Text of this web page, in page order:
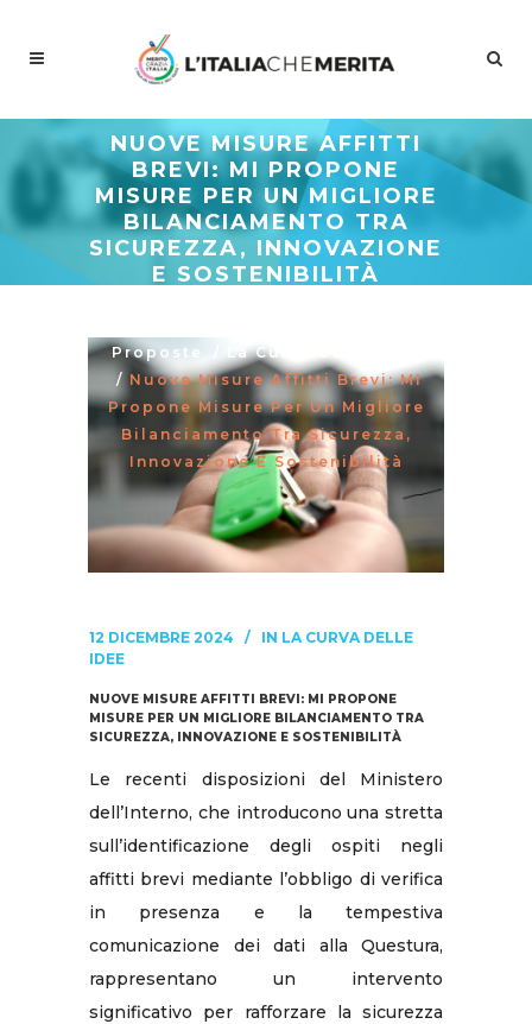
NUOVE MISURE AFFITTI
BREVI: MI PROPONE
MISURE PER UN MIGLIORE
BILANCIAMENTO TRA
SICUREZZA, INNOVAZIONE
E SOSTENIBILITÀ
Proposte
La Curva Delle Idee
/ Nuove Misure Affitti Brevi: MI
Propone Misure Per Un Migliore
Bilanciamento Tra Sicurezza,
Innovazione E Sostenibilità
12 DICEMBRE 2024 IN LA CURVA DELLE
IDEE
NUOVE MISURE AFFITTI BREVI: MI PROPONE
MISURE PER UN MIGLIORE BILANCIAMENTO TRA
SICUREZZA, INNOVAZIONE E SOSTENIBILITÀ
Le recenti disposizioni del Ministero
dell’Interno, che introducono una stretta
sull’identificazione degli ospiti negli
affitti brevi mediante l’obbligo di verifica
in presenza e la tempestiva
comunicazione dei dati alla Questura,
rappresentano un intervento
significativo per rafforzare la sicurezza